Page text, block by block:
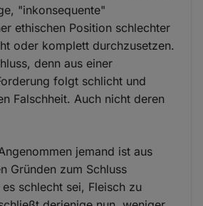
"inkonsequente"
ethischen Position schlechter
oder komplett durchzusetzen.
denn aus einer
folgt schlicht und
Falschheit. Auch nicht deren
jemand ist aus
Gründen zum Schluss
schlecht sei, Fleisch zu